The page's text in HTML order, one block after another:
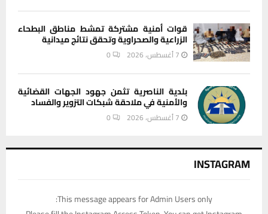
قوات أمنية مشتركة تمشط مناطق البطحاء
الزراعية والصحراوية وتحقق نتائج ميدانية
7 أغسطس، 2026 0
بلدية الناصرية تثمن جهود الجهات القضائية
والأمنية في ملاحقة شبكات التزوير والفساد
7 أغسطس، 2026 0
INSTAGRAM
This message appears for Admin Users only: